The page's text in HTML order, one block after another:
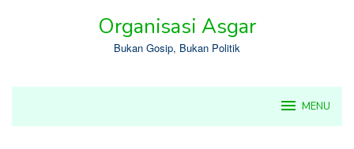
Organisasi Asgar
Bukan Gosip, Bukan Politik
MENU